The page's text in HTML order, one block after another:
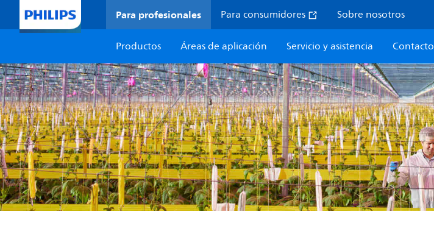
Para profesionales Para consumidores Sobre nosotros
Productos
Áreas de aplicación Servicio y asistencia Contacto